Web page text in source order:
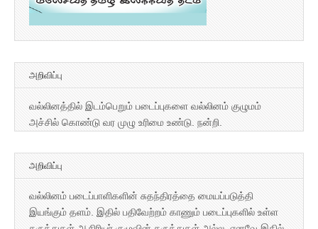
அறிவிப்பு
வல்லினத்தில் இடம்பெறும் படைப்புகளை வல்லினம் குழுமம்
அச்சில் கொண்டு வர முழு உரிமை உண்டு. நன்றி.
அறிவிப்பு
வல்லினம் படைப்பாளிகளின் சுதந்திரத்தை மையப்படுத்தி
இயங்கும் தளம். இதில் பதிவேற்றம் காணும் படைப்புகளில் உள்ள